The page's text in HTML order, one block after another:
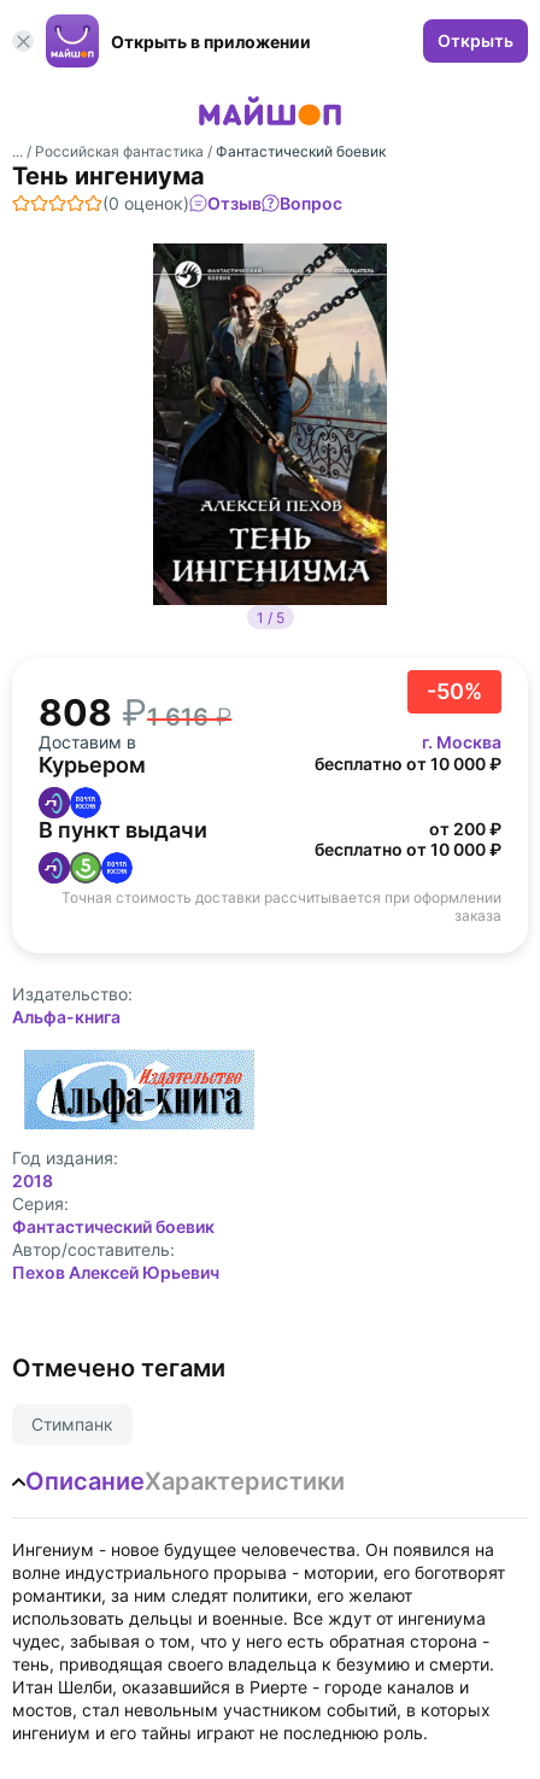
Открыть в приложении Открыть
... / Российская фантастика / Фантастический боевик
Тень ингениума
(0 оценок) Отзыв Вопрос
1 / 5
-50%
808 1 616
Доставим в г. Москва
Курьером бесплатно от 10 000 ₽
В пункт выдачи
от 200 ₽
бесплатно от 10 000 ₽
Точная стоимость доставки рассчитывается при оформлении
заказа
Издательство:
Альфа-книга
Год издания:
2018
Cерия:
Фантастический боевик
Автор/составитель:
Пехов Алексей Юрьевич
Отмечено тегами
Стимпанк
ОписаниеХарактеристики
Ингениум - новое будущее человечества. Он появился на
волне индустриального прорыва - мотории, его боготворят
романтики, за ним следят политики, его желают
использовать дельцы и военные. Все ждут от ингениума
чудес, забывая о том, что у него есть обратная сторона -
тень, приводящая своего владельца к безумию и смерти.
Итан Шелби, оказавшийся в Риерте - городе каналов и
мостов, стал невольным участником событий, в которых
ингениум и его тайны играют не последнюю роль.